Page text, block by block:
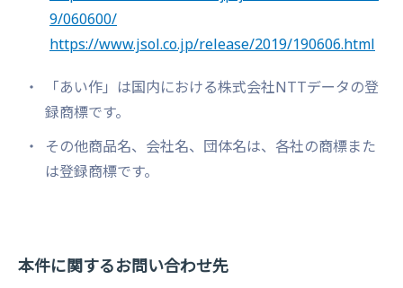
9/060600/
https://www.jsol.co.jp/release/2019/190606.html
「あい作」は国内における株式会社NTTデータの登
録商標です。
その他商品名、会社名、団体名は、各社の商標また
は登録商標です。
本件に関するお問い合わせ先